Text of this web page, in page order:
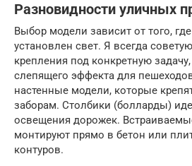
Разновидности уличных
Выбор модели зависит от того,
установлен свет. Я всегда
крепления под конкретную
слепящего эффекта для
настенные модели, которые
заборам. Столбики (болларды)
освещения дорожек.
монтируют прямо в бетон или
контуров.